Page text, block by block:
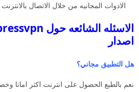
الادوات المجانيه من خلال الاتصال
اصدار
هل التطبيق مجاني؟
نعم بالطبع الحصول على انترنت اكثر امانا